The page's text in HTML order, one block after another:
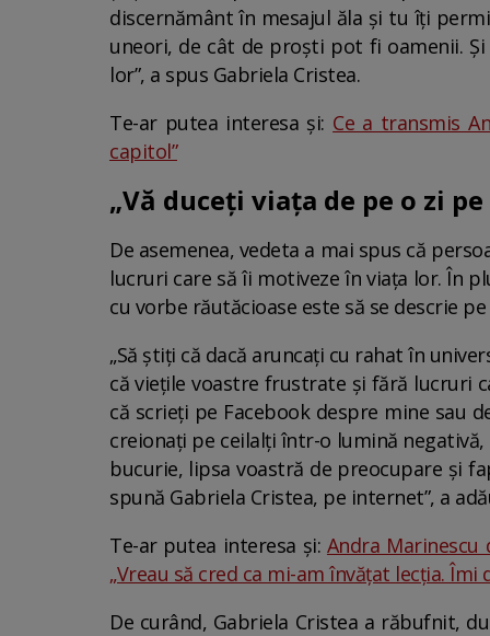
discernământ în mesajul ăla și tu îți
uneori, de cât de proști pot fi oamenii.
lor”, a spus Gabriela Cristea.
Te-ar putea interesa și: Ce a transmis
capitol”
„Vă duceți viața de pe o zi
De asemenea, vedeta a mai spus că
lucruri care să îi motiveze în viața lor. În
cu vorbe răutăcioase este să se descrie
„Să știți că dacă aruncați cu rahat în
că viețile voastre frustrate și fără lucruri
că scrieți pe Facebook despre mine sau
creionați pe ceilalți într-o lumină
bucurie, lipsa voastră de preocupare și
spună Gabriela Cristea, pe internet”, a
Te-ar putea interesa și: Andra
„Vreau să cred ca mi-am învățat lecția. Îmi
De curând, Gabriela Cristea a răbufnit,